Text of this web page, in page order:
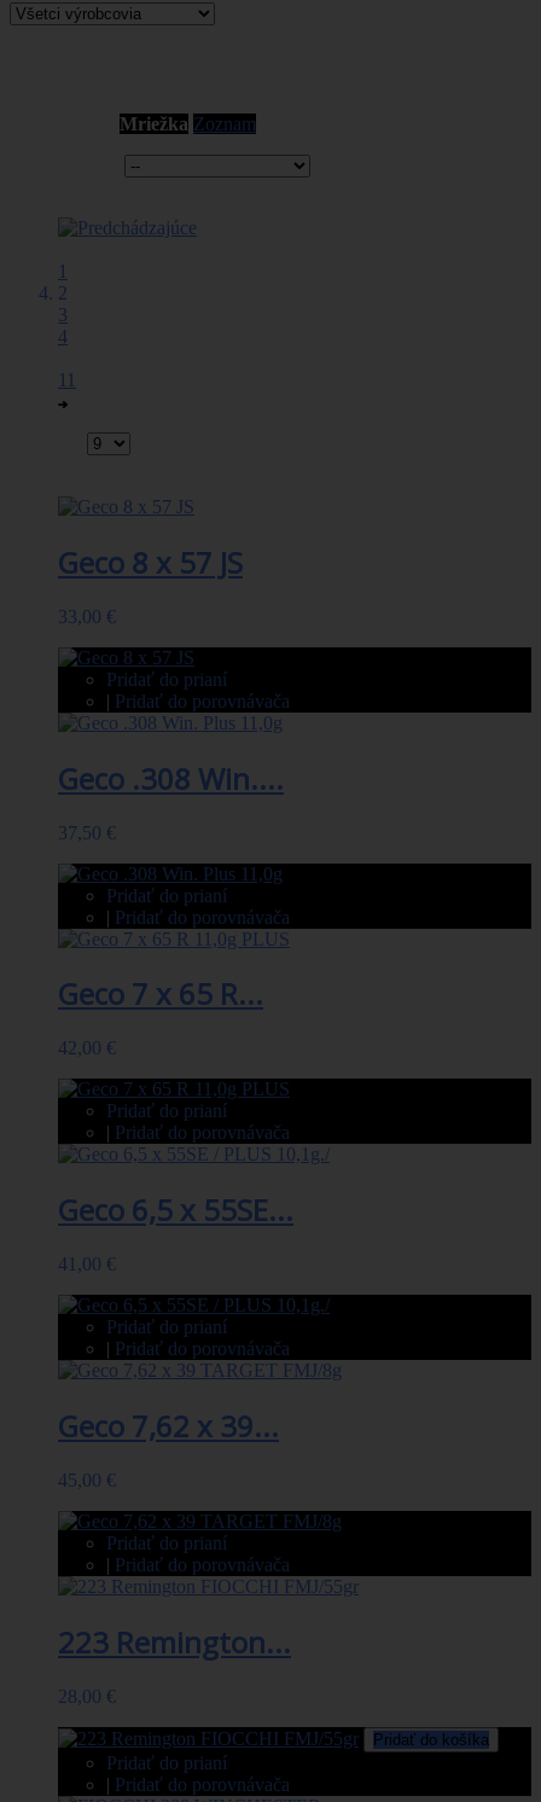
Mriežka Zoznam
1
2
3
4
11
Geco 8 x 57 JS
33,00 €
Pridať do prianí
| Pridať do porovnávača
Geco .308 Win....
37,50 €
Pridať do prianí
| Pridať do porovnávača
Geco 7 x 65 R...
42,00 €
Pridať do prianí
| Pridať do porovnávača
Geco 6,5 x 55SE...
41,00 €
Pridať do prianí
| Pridať do porovnávača
Geco 7,62 x 39...
45,00 €
Pridať do prianí
| Pridať do porovnávača
223 Remington...
28,00 €
Pridať do košíka
Pridať do prianí
| Pridať do porovnávača